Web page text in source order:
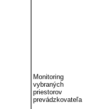
Monitoring
vybraných
priestorov
prevádzkovateľa